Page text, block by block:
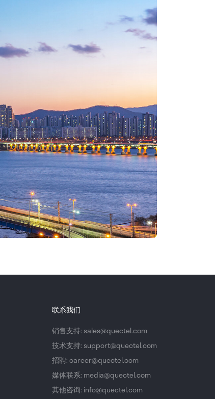
联系我们
销售支持: sales@quectel.com
技术支持: support@quectel.com
招聘: career@quectel.com
媒体联系: media@quectel.com
其他咨询: info@quectel.com